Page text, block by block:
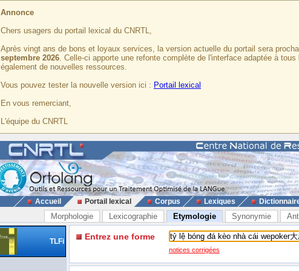
Annonce
Chers usagers du portail lexical du CNRTL,
Après vingt ans de bons et loyaux services, la version actuelle du portail sera
septembre 2026. Celle-ci apporte une refonte complète de l'interface adaptée à
également de nouvelles ressources.
Vous pouvez tester la nouvelle version ici : Portail lexical
En vous remerciant,
L'équipe du CNRTL
Accueil Portail lexical Corpus Lexiques
Morphologie Lexicographie Etymologie Synonymie
TLFi Entrez une forme
notices corrigées